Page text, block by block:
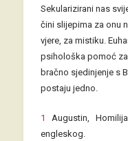
Sekularizirani nas
čini slijepima za onu
vjere, za mistiku.
psihološka pomoć
bračno sjedinjenje s
postaju jedno.
1
Augustin,
engleskog.